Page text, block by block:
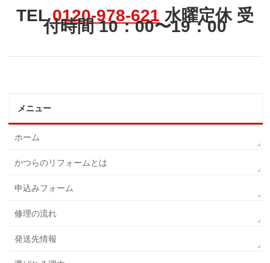
TEL0120-978-621 水曜定休 受
付時間 10：00〜19：00
メニュー
ホーム
かつらのリフォームとは
申込みフォーム
修理の流れ
発送先情報